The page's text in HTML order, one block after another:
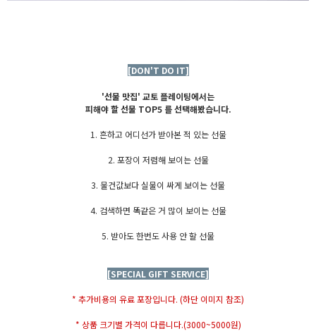
[DON'T DO IT]
'선물 맛집' 교토 플레이팅에서는
피해야 할 선물 TOP5 를 선택해봤습니다.
1. 흔하고 어디선가 받아본 적 있는 선물
2. 포장이 저렴해 보이는 선물
3. 물건값보다 실물이 싸게 보이는 선물
4. 검색하면 똑같은 거 많이 보이는 선물
5. 받아도 한번도 사용 안 할 선물
[SPECIAL GIFT SERVICE]
* 추가비용의 유료 포장입니다. (하단 이미지 참조)
* 상품 크기별 가격이 다릅니다.(3000~5000원)